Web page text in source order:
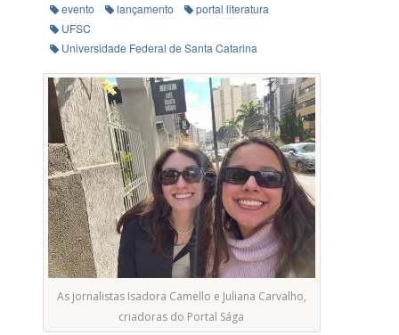
evento
lançamento
portal literatura
UFSC
Universidade Federal de Santa Catarina
As jornalistas Isadora Camello e Juliana Carvalho,
criadoras do Portal Sága